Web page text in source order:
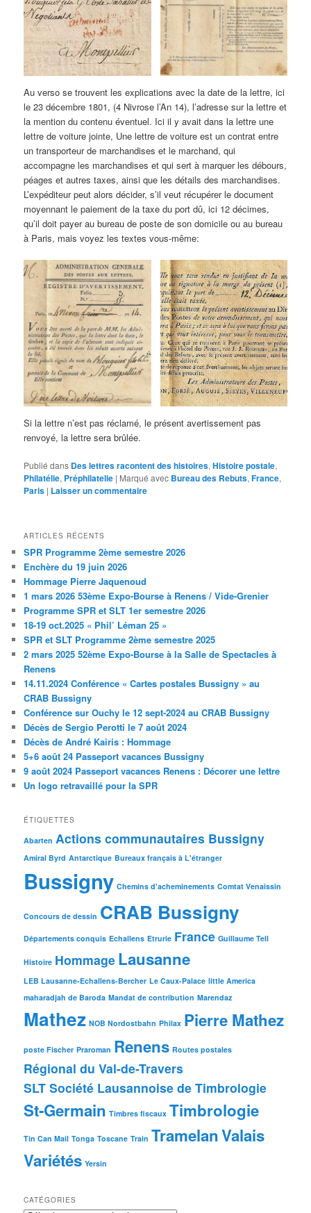
Au verso se trouvent les explications avec la date de la lettre, ici
le 23 décembre 1801, (4 Nivrose l’An 14), l’adresse sur la lettre et
la mention du contenu éventuel. Ici il y avait dans la lettre une
lettre de voiture jointe, Une lettre de voiture est un contrat entre
un transporteur de marchandises et le marchand, qui
accompagne les marchandises et qui sert à marquer les débours,
péages et autres taxes, ainsi que les détails des marchandises.
L’expéditeur peut alors décider, s’il veut récupérer le document
moyennant le paiement de la taxe du port dû, ici 12 décimes,
qu’il doit payer au bureau de poste de son domicile ou au bureau
à Paris, mais voyez les textes vous-même:
Si la lettre n’est pas réclamé, le présent avertissement pas
renvoyé, la lettre sera brûlée.
Publié dans Des lettres racontent des histoires,Histoire postale,
Philatélie, Préphilatelie | Marqué avec Bureau des Rebuts,France,
Paris | Laisser un commentaire
ARTICLES RÉCENTS
SPR Programme 2ème semestre 2026
Enchère du 19 juin 2026
Hommage Pierre Jaquenoud
1 mars 2026 53ème Expo-Bourse à Renens / Vide-Grenier
Programme SPR et SLT 1er semestre 2026
18-19 oct.2025 « Phil’ Léman 25 »
SPR et SLT Programme 2ème semestre 2025
2 mars 2025 52ème Expo-Bourse à la Salle de Spectacles à
Renens
14.11.2024 Conférence « Cartes postales Bussigny » au
CRAB Bussigny
Conférence sur Ouchy le 12 sept-2024 au CRAB Bussigny
Décès de Sergio Perotti le 7 août 2024
Décès de André Kairis : Hommage
5+6 août 24 Passeport vacances Bussigny
9 août 2024 Passeport vacances Renens : Décorer une lettre
Un logo retravaillé pour la SPR
ÉTIQUETTES
Abarten Actions communautaires Bussigny
Amiral Byrd Antarctique Bureaux français à L'étranger
Bussigny Chemins d'acheminements Comtat Venaissin
Concours de dessin CRAB Bussigny
Départements conquis Echallens Etrurie France Guillaume Tell
Histoire Hommage Lausanne
LEB Lausanne-Echallens-Bercher Le Caux-Palace little America
maharadjah de Baroda Mandat de contribution Marendaz
Mathez NOB Nordostbahn Philax Pierre Mathez
poste Fischer Praroman Renens Routes postales
Régional du Val-de-Travers
SLT Société Lausannoise de Timbrologie
St-Germain Timbres fiscaux Timbrologie
Tin Can Mail Tonga Toscane Train TramelanValais
Variétés Yersin
CATÉGORIES